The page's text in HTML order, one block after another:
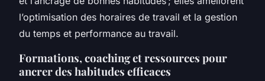
l’optimisation des horaires de travail et la gestion
du temps et performance au travail.
Formations, coaching et ressources pour
ancrer des habitudes efficaces